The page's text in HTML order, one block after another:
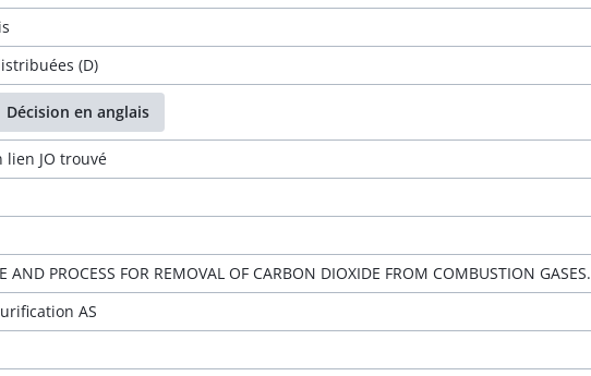
(D)
Décision en anglais
lien JO trouvé
AND PROCESS FOR REMOVAL OF CARBON DIOXIDE FROM COMBUSTION GASES.
AS